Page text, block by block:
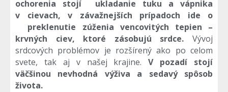
ochorenia stojí ukladanie tuku a vápnika
v cievach, v závažnejších prípadoch ide o
preklenutie zúženia vencovitých tepien –
krvných ciev, ktoré zásobujú srdce. Vývoj
srdcových problémov je rozšírený ako po celom
svete, tak aj v našej krajine.V pozadí stojí
väčšinou nevhodná výživa a sedavý spôsob
života.